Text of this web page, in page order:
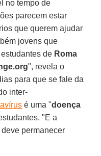
no tempo de
parecem estar
que querem ajudar
jovens que
de Roma
", revela o
para que se fale da
inter-
é uma "doença
"E a
deve permanecer